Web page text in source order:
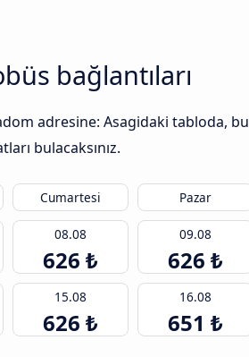
bağlantıları
adresine: Asagidaki tabloda, bu
bulacaksınız.
Cumartesi Pazar
08.08
626 ₺
09.08
626 ₺
15.08
626 ₺
16.08
651 ₺